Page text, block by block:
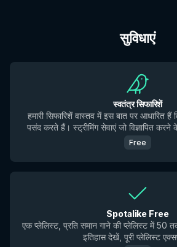
सुविधाएं
स्वतंत्र सिफारिशें
हमारी सिफारिशें वास्तव में इस बात पर आधारित हैं
पसंद करते हैं। स्ट्रीमिंग सेवाएं जो विज्ञापित करने
Free
Spotalike Free
एक प्लेलिस्ट, प्रति समान गाने की प्लेलिस्ट में 50
इतिहास देखें, पूरी प्लेलिस्ट